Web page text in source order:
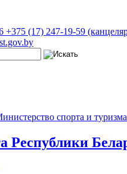
+375 (17) 247-19-59
Республики